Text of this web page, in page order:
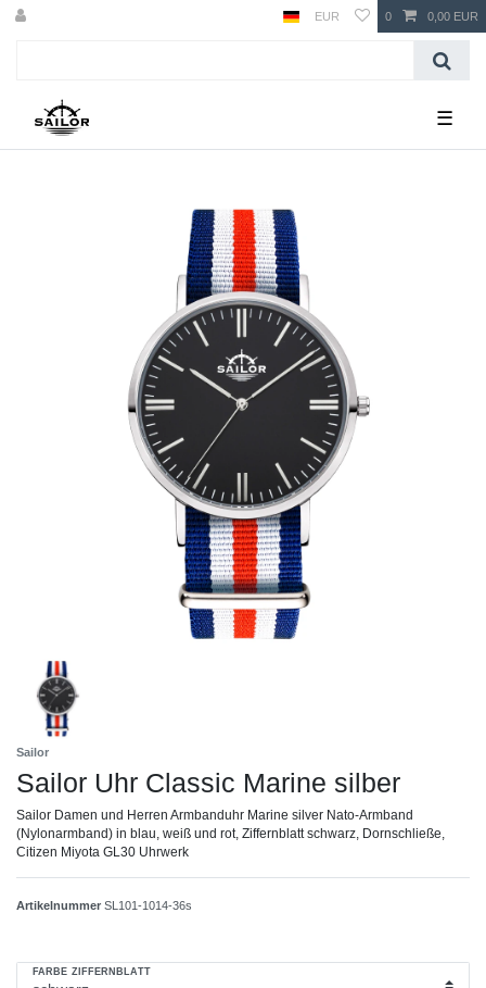
EUR 0 0,00 EUR
☰
Sailor
Sailor Uhr Classic Marine silber
Sailor Damen und Herren Armbanduhr Marine silver Nato-Armband
(Nylonarmband) in blau, weiß und rot, Ziffernblatt schwarz, Dornschließe,
Citizen Miyota GL30 Uhrwerk
Artikelnummer SL101-1014-36s
FARBE ZIFFERNBLATT